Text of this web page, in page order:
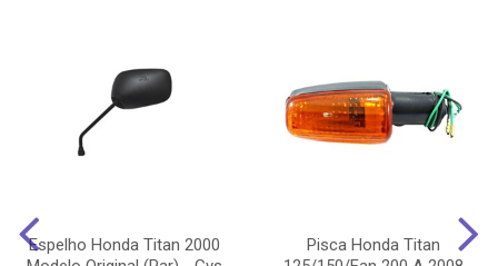
Espelho Honda Titan 2000
Pisca Honda Titan